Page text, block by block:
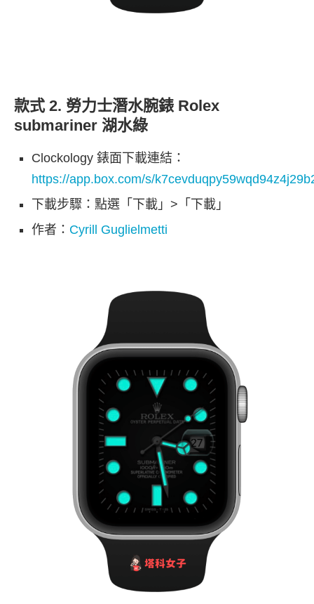
款式 2. 勞力士潛水腕錶 Rolex
submariner 湖水綠
Clockology 錶面下載連結：
https://app.box.com/s/
下載步驟：點選「下載」>「下載」
作者： Cyrill Guglielmetti